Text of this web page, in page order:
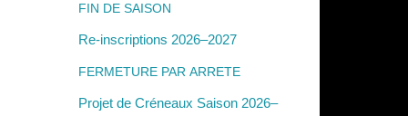
FIN DE SAISON
Re-inscriptions 2026–2027
FERMETURE PAR ARRETE
Projet de Créneaux Saison 2026–